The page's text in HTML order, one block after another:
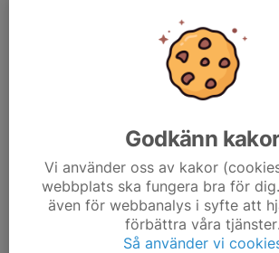
Samling: 12:00, Klubbstugan
Godkänn
Vi använder oss av kakor
webbplats ska fungera bra för
även för webbanalys i syfte att
förbättra våra tjänster.
Så använder vi